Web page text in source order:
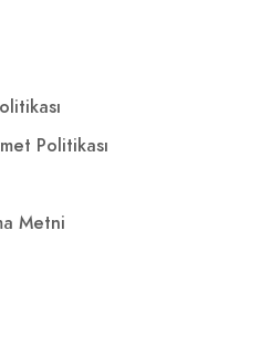
Politikası
Metni